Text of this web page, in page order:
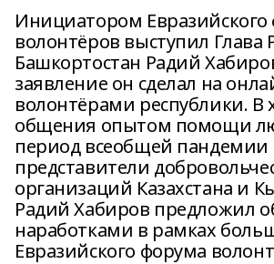
Инициатором Евразийского
волонтёров выступил Глава
Башкортостан Радий
заявление он сделал на
волонтёрами республики. В
общения опытом помощи
период всеобщей пандемии
представители
организаций Казахстана и
Радий Хабиров предложил
наработками в рамках
Евразийского форума